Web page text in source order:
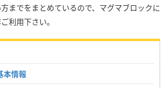
までをまとめているので、マグマブロックに
利用下さい。
本情報